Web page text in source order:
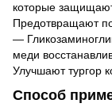
которые
Предотвращают
—
меди
Улучшают тургор
Способ